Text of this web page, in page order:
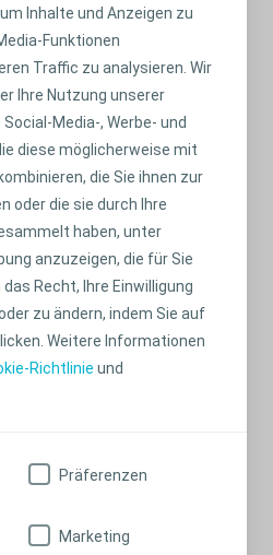
Inhalte und Anzeigen zu
Funktionen
Traffic zu analysieren. Wir
Ihre Nutzung unserer
Media-, Werbe- und
diese möglicherweise mit
die Sie ihnen zur
oder die sie durch Ihre
haben, unter
anzuzeigen, die für Sie
Recht, Ihre Einwilligung
zu ändern, indem Sie auf
Weitere Informationen
Richtlinie und
Präferenzen
Marketing
ist für jedes Kind ein
In diesem Video
wie Kinder Peristeen®
des Verfahrens mit